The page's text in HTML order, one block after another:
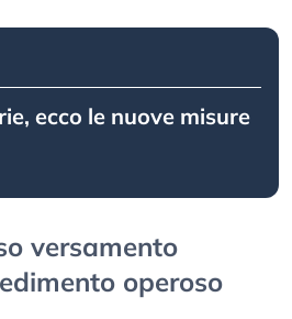
ecco le nuove misure
versamento
operoso